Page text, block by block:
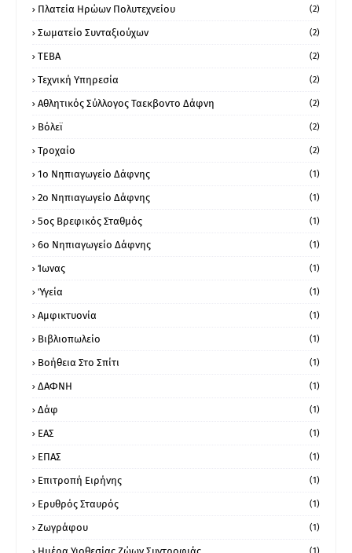
Πλατεία Ηρώων Πολυτεχνείου (2)
Σωματείο Συνταξιούχων (2)
ΤΕΒΑ (2)
Τεχνική Υπηρεσία (2)
Αθλητικός Σύλλογος Ταεκβοντο Δάφνη (2)
Βόλεϊ (2)
Τροχαίο (2)
1ο Νηπιαγωγείο Δάφνης (1)
2ο Νηπιαγωγείο Δάφνης (1)
5ος Βρεφικός Σταθμός (1)
6ο Νηπιαγωγείο Δάφνης (1)
Ίωνας (1)
Ύγεία (1)
Αμφικτυονία (1)
Βιβλιοπωλείο (1)
Βοήθεια Στο Σπίτι (1)
ΔΑΦΝΗ (1)
Δάφ (1)
ΕΑΣ (1)
ΕΠΑΣ (1)
Επιτροπή Ειρήνης (1)
Ερυθρός Σταυρός (1)
Ζωγράφου (1)